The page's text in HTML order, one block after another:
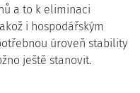
a to k eliminaci
i hospodářským
úroveň stability
ještě stanovit.